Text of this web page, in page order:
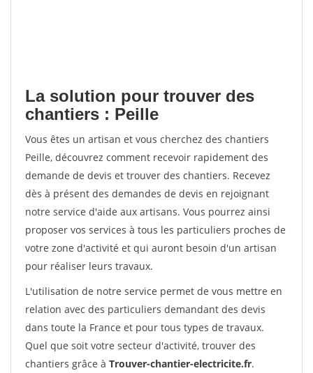
La solution pour trouver des
chantiers : Peille
Vous êtes un artisan et vous cherchez des chantiers
Peille, découvrez comment recevoir rapidement des
demande de devis et trouver des chantiers. Recevez
dès à présent des demandes de devis en rejoignant
notre service d'aide aux artisans. Vous pourrez ainsi
proposer vos services à tous les particuliers proches de
votre zone d'activité et qui auront besoin d'un artisan
pour réaliser leurs travaux.
L'utilisation de notre service permet de vous mettre en
relation avec des particuliers demandant des devis
dans toute la France et pour tous types de travaux.
Quel que soit votre secteur d'activité, trouver des
chantiers grâce à Trouver-chantier-electricite.fr.